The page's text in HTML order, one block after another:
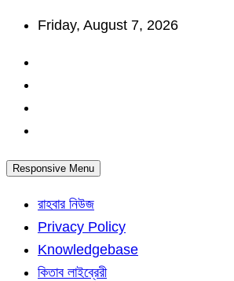
Skip
content
Friday, August 7, 2026
Responsive Menu
রাহবার নিউজ
Privacy Policy
Knowledgebase
কিতাব লাইব্রেরী